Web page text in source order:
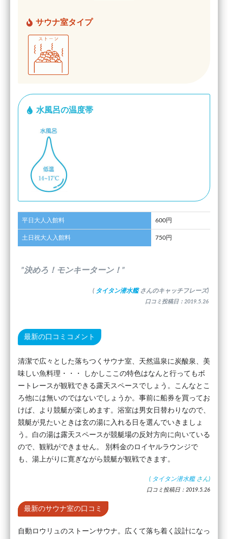
サウナ室タイプ
水風呂の温度帯
平日大人入館料 600円
土日祝大人入館料 750円
”決めろ！モンキーターン！”
( タイタン潜水艦 さんのキャッチフレーズ)
口コミ投稿日：2019.5.26
最新の口コミコメント
清潔で広々とした落ちつくサウナ室、天然温泉に炭酸泉、美
味しい魚料理・・・ しかしここの特色はなんと行ってもボ
ートレースが観戦できる露天スペースでしょう。こんなとこ
ろ他には無いのではないでしょうか。事前に船券を買ってお
けば、より競艇が楽しめます。浴室は男女日替わりなので、
競艇が見たいときは玄の湯に入れる日を選んでいきましょ
う。白の湯は露天スペースが競艇場の反対方向に向いている
ので、観戦ができません。 別料金のロイヤルラウンジで
も、湯上がりに寛ぎながら競艇が観戦できます。
( タイタン潜水艦 さん)
口コミ投稿日：2019.5.26
最新のサウナ室の口コミ
自動ロウリュのストーンサウナ。広くて落ち着く設計になっ